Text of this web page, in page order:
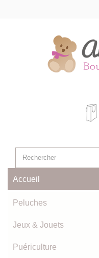
Accueil
Peluches
Jeux & Jouets
Puériculture